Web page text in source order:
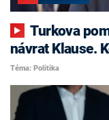
Turkova pomsta, nekonfliktní Havlíček i
návrat Klause.
Téma: Politika